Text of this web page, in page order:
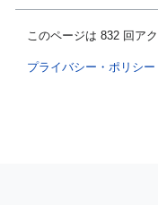
このページは 832 回ア
プライバシー・ポリシー